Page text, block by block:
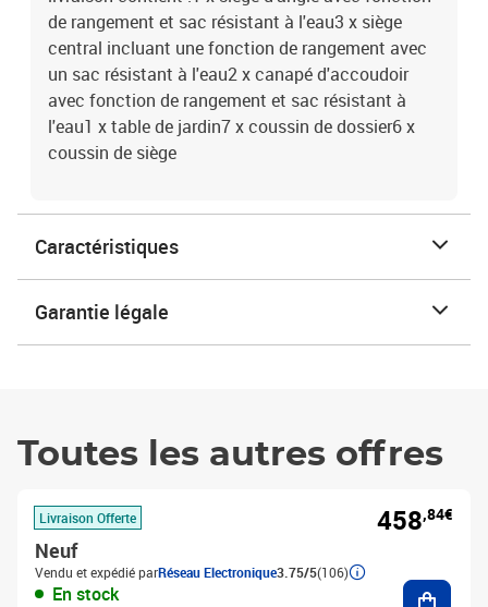
de rangement et sac résistant à l'eau3 x siège
central incluant une fonction de rangement avec
un sac résistant à l'eau2 x canapé d'accoudoir
avec fonction de rangement et sac résistant à
l'eau1 x table de jardin7 x coussin de dossier6 x
coussin de siège
Caractéristiques
Garantie légale
Toutes les autres offres
Livraison Offerte
Neuf
Vendu et expédié parRéseau Electronique3.75/5(106)
En stock
458,84€